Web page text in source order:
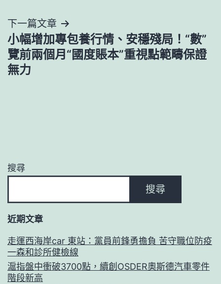
覽
下一篇文章
小幅增加專包養行情、安穩殘局！“數”
覽前兩個月“國度賬本”重視點範疇保證
無力
搜尋
搜尋
近期文章
走運西海岸car 東站：黨員前鋒勇擔負 苦守職位防疫
一森和診所健檢線
滬指盤中衝破3700點，續創OSDER奧斯德汽車零件
階段新高